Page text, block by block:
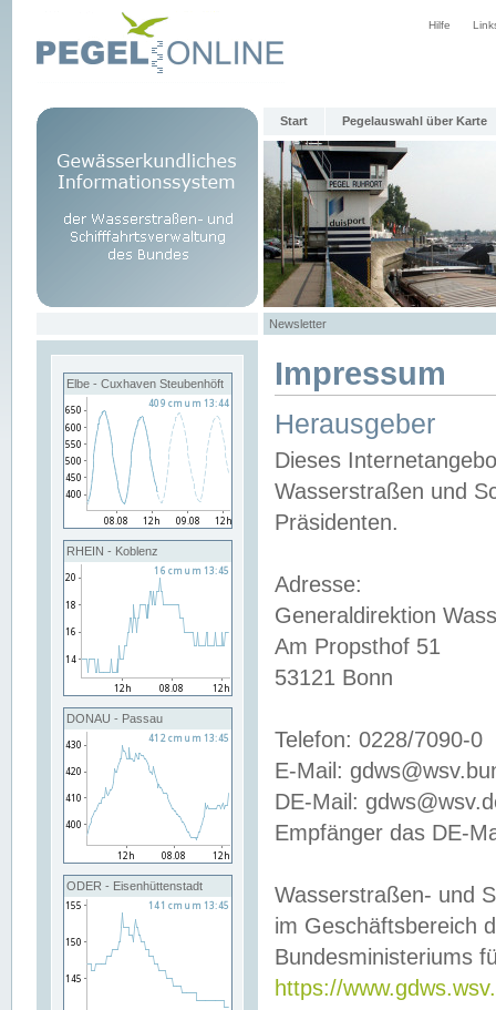
Hilfe
Start Pegelauswahl über Karte
Newsletter
Elbe - Cuxhaven Steubenhöft
RHEIN - Koblenz
DONAU - Passau
ODER - Eisenhüttenstadt
Impressum
Herausgeber
Dieses
Wasserstraßen und
Präsidenten.
Adresse:
Generaldirektion
Am Propsthof 51
53121 Bonn
Telefon: 0228/7090-0
E-Mail:
DE-Mail:
Empfänger das DE-
Wasserstraßen- und
im Geschäftsbereich
Bundesministeriums
https://